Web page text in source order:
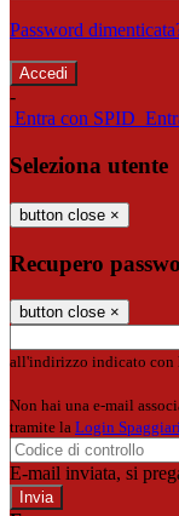
Password
-
Entra con SPID
Seleziona utente
button close ×
Recupero
button close ×
all'indirizzo indicato con
Non hai una e-mail
tramite la Login
E-mail inviata, si